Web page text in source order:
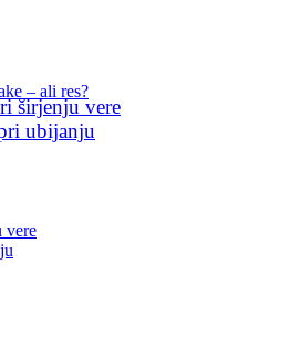
širjenju vere
ubijanju
– ali res?
vere